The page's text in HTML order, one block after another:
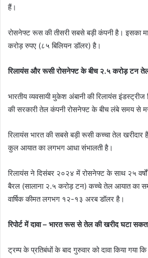
हैं।
रोसनेफ्ट रूस की तीसरी सबसे बड़ी कंपनी है। इसका
करोड़ रुपए (८५ बिलियन डॉलर) है।
रिलायंस और रूसी रोसनेफ्ट के बीच २.५ करोड़ टन
भारतीय व्यवसायी मुकेश अंबानी की रिलायंस
की सरकारी तेल कंपनी रोसनेफ्ट के बीच लंबे समय से
रिलायंस भारत की सबसे बड़ी रूसी कच्चा तेल
कुल आयात का लगभग आधा संभालती है।
रिलायंस ने दिसंबर २०२४ में रोसनेफ्ट के साथ २५
बैरल (सालाना २.५ करोड़ टन) कच्चे तेल आयात का
वार्षिक कीमत लगभग १२-१३ अरब डॉलर है।
रिपोर्ट में दावा – भारत रूस से तेल की खरीद घटा
ट्रम्प के प्रतिबंधों के बाद गुरुवार को दावा किया गया